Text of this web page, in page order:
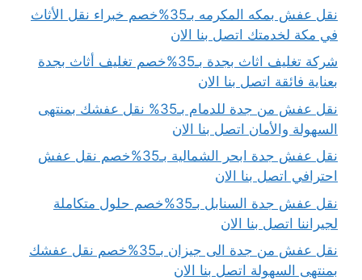
نقل عفش بمكه المكرمه بـ35%خصم خبراء نقل الأثاث
في مكة لخدمتك اتصل بنا الان
شركة تغليف اثاث بجدة بـ35%خصم تغليف أثاث بجدة
بعناية فائقة اتصل بنا الان
نقل عفش من جدة للدمام بـ35% نقل عفشك بمنتهى
السهولة والأمان اتصل بنا الان
نقل عفش جدة ابحر الشمالية بـ35%خصم نقل عفش
احترافي اتصل بنا الان
نقل عفش جدة السنابل بـ35%خصم حلول متكاملة
لجيراننا اتصل بنا الان
نقل عفش من جدة الى جيزان بـ35%خصم نقل عفشك
بمنتهى السهولة اتصل بنا الان